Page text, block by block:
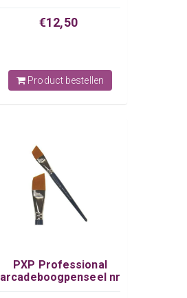
€12,50
Product bestellen
PXP Professional
arcadeboogpenseel nr